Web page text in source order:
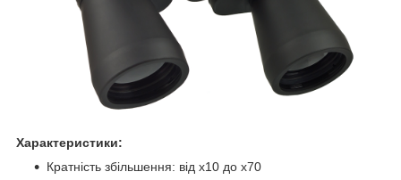
Характеристики:
Кратність збільшення: від x10 до x70